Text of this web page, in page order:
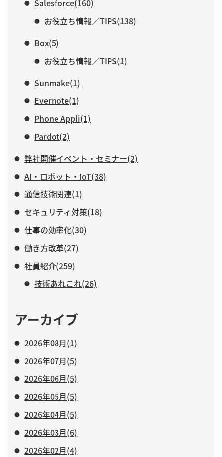
Salesforce(160)
お役立ち情報／TIPS(138)
Box(5)
お役立ち情報／TIPS(1)
Sunmake(1)
Evernote(1)
Phone Appli(1)
Pardot(2)
弊社開催イベント・セミナー(2)
AI・ロボット・IoT(38)
通信技術関連(1)
セキュリティ対策(18)
仕事の効率化(30)
働き方改革(27)
社員紹介(259)
技術あれこれ(26)
アーカイブ
2026年08月(1)
2026年07月(5)
2026年06月(5)
2026年05月(5)
2026年04月(5)
2026年03月(6)
2026年02月(4)